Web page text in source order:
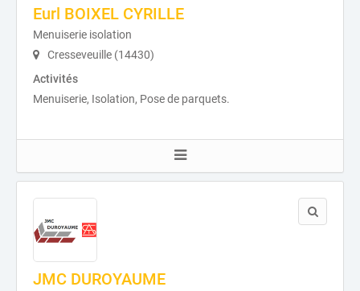
Eurl BOIXEL CYRILLE
Menuiserie isolation
Cresseveuille (14430)
Activités
Menuiserie, Isolation, Pose de parquets.
JMC DUROYAUME